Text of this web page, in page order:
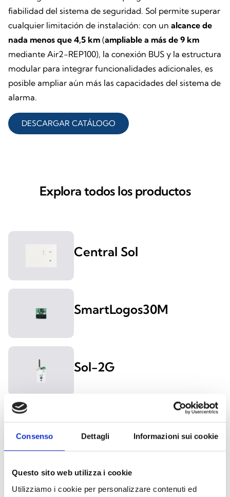
Consenso Dettagli Informazioni sui cookie
Questo sito web utilizza i cookie
Utilizziamo i cookie per personalizzare contenuti ed
fiabilidad del sistema de seguridad. Sol permite superar
cualquier limitación de instalación: con un alcance de
nada menos que 4,5 km (ampliable a más de 9 km
mediante Air2-REP100), la conexión BUS y la estructura
modular para integrar funcionalidades adicionales, es
posible ampliar aún más las capacidades del sistema de
alarma.
DESCARGAR CATÁLOGO
Explora todos los productos
Central Sol
SmartLogos30M
Sol-2G
Sol-4G
Sol-LAN/S